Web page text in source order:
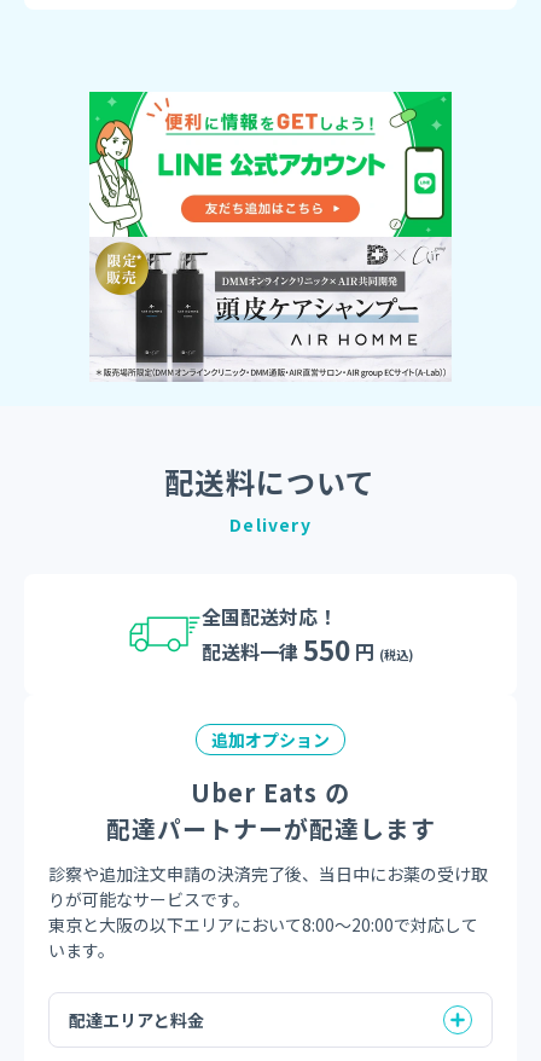
配送料について
Delivery
全国配送対応！
配送料一律550円 (税込)
追加オプション
Uber Eats の
配達パートナーが配達します
診察や追加注文申請の決済完了後、当日中にお薬の受け取
りが可能なサービスです。
東京と大阪の以下エリアにおいて8:00～20:00で対応して
います。
配達エリアと料金